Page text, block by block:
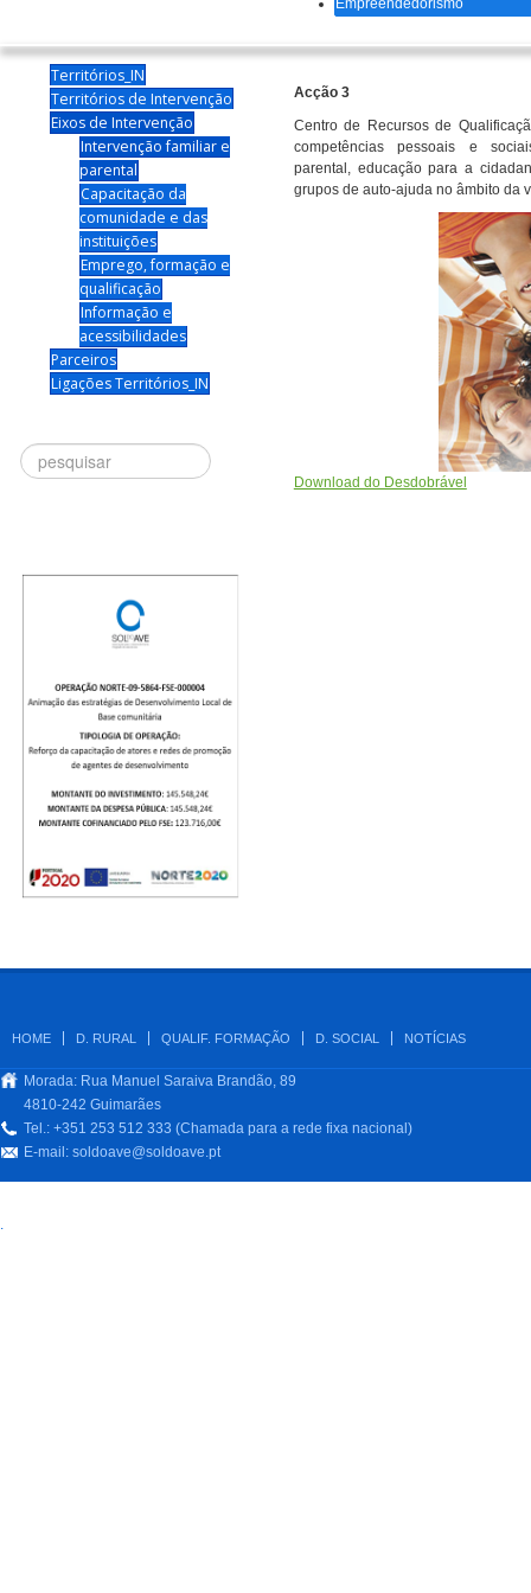
Empreendedorismo
Territórios_IN
Territórios de Intervenção
Eixos de Intervenção
Intervenção familiar e
parental
Capacitação da
comunidade e das
instituições
Emprego, formação e
qualificação
Informação e
acessibilidades
Parceiros
Ligações Territórios_IN
Procurar
Acção 3
Centro de Recursos de
competências pessoais e
parental, educação para a
grupos de auto-ajuda no âmbito da
Download do Desdobrável
HOME D. RURAL QUALIF. FORMAÇÃO D. SOCIAL NOTÍCIAS
Morada: Rua Manuel Saraiva Brandão, 89
4810-242 Guimarães
Tel.: +351 253 512 333 (Chamada para a rede fixa nacional)
E-mail: soldoave@soldoave.pt
.